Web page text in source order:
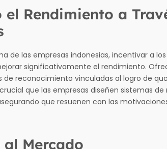
Rendimiento a
de las empresas indonesias, incentivar a
significativamente el rendimiento.
de reconocimiento vinculadas al logro de
que las empresas diseñen sistemas
que resuenen con las
Mercado